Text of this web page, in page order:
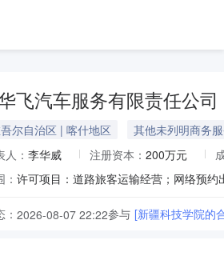
飞汽车服务有限责任公司
尔自治区 | 喀什地区
其他未列明商务
： 李华威 注册资本： 200万元
2026-08-07 22:22参与 [新疆科技学院的